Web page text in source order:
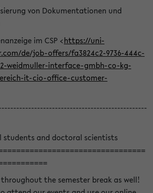
von Dokumentationen und
im CSP <https://uni-
de/job-offers/fa3824c2-9736-444c-
weidmuller-interface-gmbh-co-kg-
it-cio-office-customer-
students and doctoral scientists
the semester break as well!